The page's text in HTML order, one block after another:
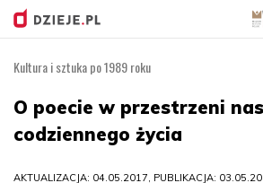
treści
Kultura i sztuka po 1989 roku
O poecie w przestrzeni
codziennego życia
AKTUALIZACJA: 04.05.2017, PUBLIKACJA: